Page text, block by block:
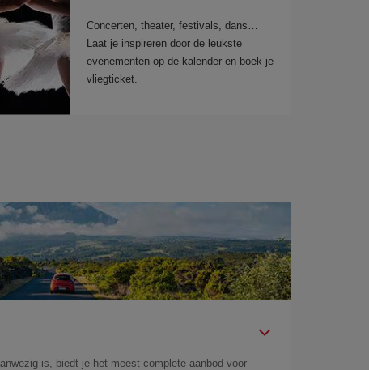
Concerten, theater, festivals, dans…
Laat je inspireren door de leukste
evenementen op de kalender en boek je
vliegticket.
is, biedt je het meest complete aanbod voor